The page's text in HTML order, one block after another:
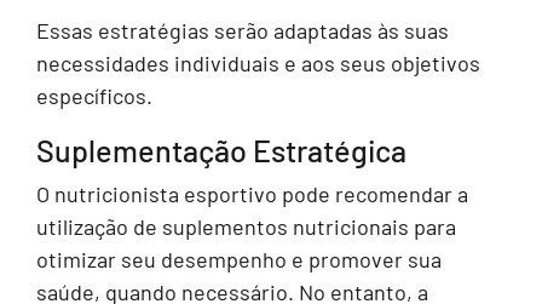
Essas estratégias serão adaptadas às suas
necessidades individuais e aos seus objetivos
específicos.
Suplementação Estratégica
O nutricionista esportivo pode recomendar a
utilização de suplementos nutricionais para
otimizar seu desempenho e promover sua
saúde, quando necessário. No entanto, a